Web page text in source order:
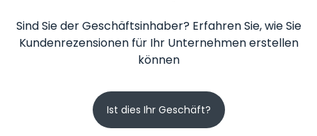
Sind Sie der Geschäftsinhaber? Erfahren Sie, wie Sie
Kundenrezensionen für Ihr Unternehmen erstellen
können
Ist dies Ihr Geschäft?